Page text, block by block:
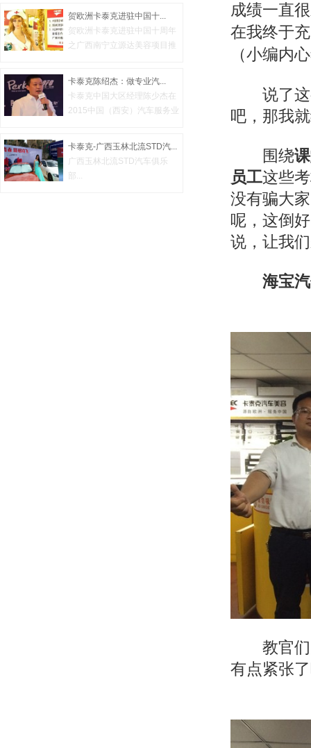
贺欧洲卡泰克进驻中国十...
贺欧洲卡泰克进驻中国十周年
之广西南宁立源达美容项目推
卡泰克陈绍杰：做专业汽...
卡泰克中国大区经理陈少杰在
2015中国（西安）汽车服务业
卡泰克-广西玉林北流STD汽...
广西玉林北流STD汽车俱乐
部...
成绩一直
在我终于
（小编内
说了
吧，那我
围绕
员工这些
没有骗大
呢，这倒
说，让我
海宝
教官们
有点紧张